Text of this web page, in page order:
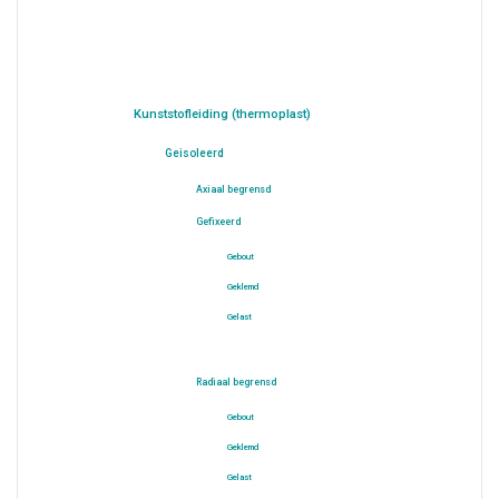
Kunststofleiding (thermoplast)
Geisoleerd
Axiaal begrensd
Gefixeerd
Gebout
Geklemd
Gelast
Radiaal begrensd
Gebout
Geklemd
Gelast